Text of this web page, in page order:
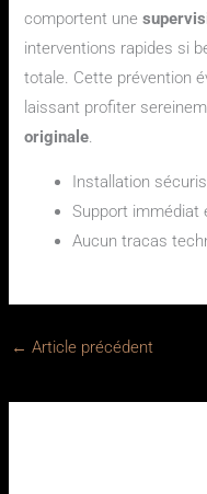
comportent une
interventions rapides si
totale. Cette prévention
laissant profiter
originale.
Installation
Support immédiat
Aucun tracas
← Article précédent